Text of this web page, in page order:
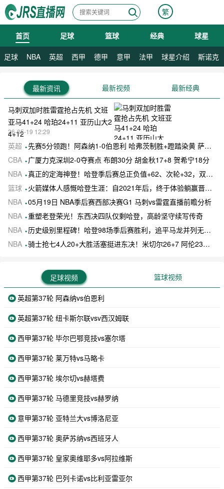
繁
首页 足球 篮球 经典 球星
足球 NBA 英超 西甲 德甲 意甲 法甲 球星介绍 斯诺克
最新资讯 最新视频 最新经典
马刺双加时胜雷霆抢占先机 文班
亚马41+24 哈珀24+11 亚历山大2
4+12
26-05-19 12:29
英超
先赛5分领跑！阿森纳1-0伯恩利 哈弗茨制胜+蹬踏染黄 萨卡献助攻
CBA
广厦力克深圳2-0夺赛点 布朗30分 胡金秋17+8 贺希宁18分
NBA 真正的定海神登！哈登季后赛总正负值+62、次轮+32，双数据领跑骑士全队
篮球
火箭媒体人感慨哈登生涯：自2021年后，终于体验躺赢晋级滋味
NBA 05月19日 NBA季后赛西部决赛G1 马刺vs雷霆直播前瞻分析
NBA 重塑老登荣光！东西决四队仅剩哈登，高龄坚守续写传奇
NBA
历史级别里程碑！哈登98场季后赛胜利，追平马龙并列无冠球员历史第一
NBA 骑士抢七4人20+大胜活塞挺进东决！米切尔26+7 阿伦23分 梅里尔23分 詹金斯17分
足球视频 篮球视频
英超第37轮 阿森纳vs伯恩利
英超第37轮 纽卡斯尔联vsv西汉姆联
西甲第37轮 毕尔巴鄂竞技vs塞尔塔
西甲第37轮 莱万特vs马略卡
西甲第37轮 埃尔切vs赫塔费
西甲第37轮 马德里竞技vs赫罗纳
意甲第37轮 亚特兰大vs博洛尼亚
西甲第37轮 奥萨苏纳vs西班牙人
西甲第37轮 皇家奥维耶多vs阿拉维斯
西甲第37轮 巴列卡诺vs比利亚雷亚尔
08月09日 星期日